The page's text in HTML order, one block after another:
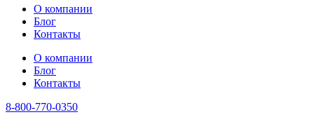
О компании
Блог
Контакты
О компании
Блог
Контакты
8-800-770-0350